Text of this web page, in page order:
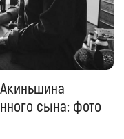
сына: фото